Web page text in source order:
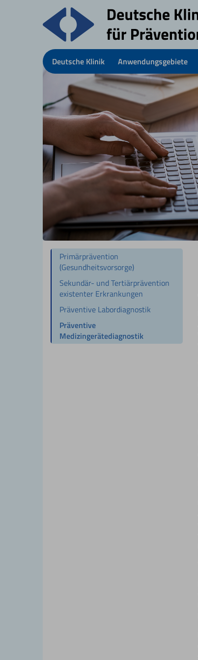
Deutsche Klinik Anwendungsgebiete
Primärprävention
(Gesundheitsvorsorge)
Sekundär- und Tertiärprävention
existenter Erkrankungen
Präventive Labordiagnostik
Präventive
Medizingerätediagnostik